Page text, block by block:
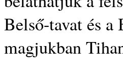
Belső-tavat és
magjukban